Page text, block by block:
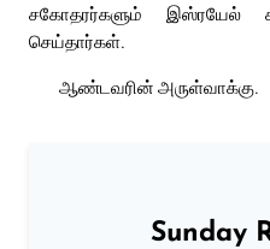
சகோதரர்களும் இஸ்ரயேல்
செய்தார்கள்.
ஆண்டவரின் அருள்வாக்கு.
Sunday